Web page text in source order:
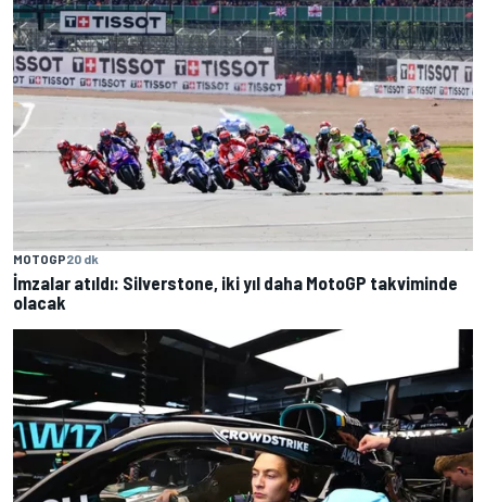
MOTOGP20 dk
İmzalar atıldı: Silverstone, iki yıl daha MotoGP takviminde
olacak